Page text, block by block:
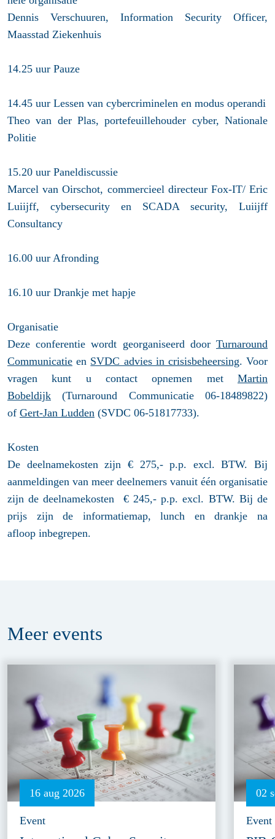
Dennis Verschuuren, Information Security Officer,
Maasstad Ziekenhuis
14.25 uur Pauze
14.45 uur Lessen van cybercriminelen en modus operandi
Theo van der Plas, portefeuillehouder cyber, Nationale
Politie
15.20 uur Paneldiscussie
Marcel van Oirschot, commercieel directeur Fox-IT/ Eric
Luiijff, cybersecurity en SCADA security, Luiijff
Consultancy
16.00 uur Afronding
16.10 uur Drankje met hapje
Organisatie
Deze conferentie wordt georganiseerd door Turnaround
Communicatie en SVDC advies in crisisbeheersing. Voor
vragen kunt u contact opnemen met Martin
Bobeldijk (Turnaround Communicatie 06-18489822)
of Gert-Jan Ludden (SVDC 06-51817733).
Kosten
De deelnamekosten zijn € 275,- p.p. excl. BTW. Bij
aanmeldingen van meer deelnemers vanuit één organisatie
zijn de deelnamekosten € 245,- p.p. excl. BTW. Bij de
prijs zijn de informatiemap, lunch en drankje na
afloop inbegrepen.
Meer events
16 aug 2026
Event
02
Event